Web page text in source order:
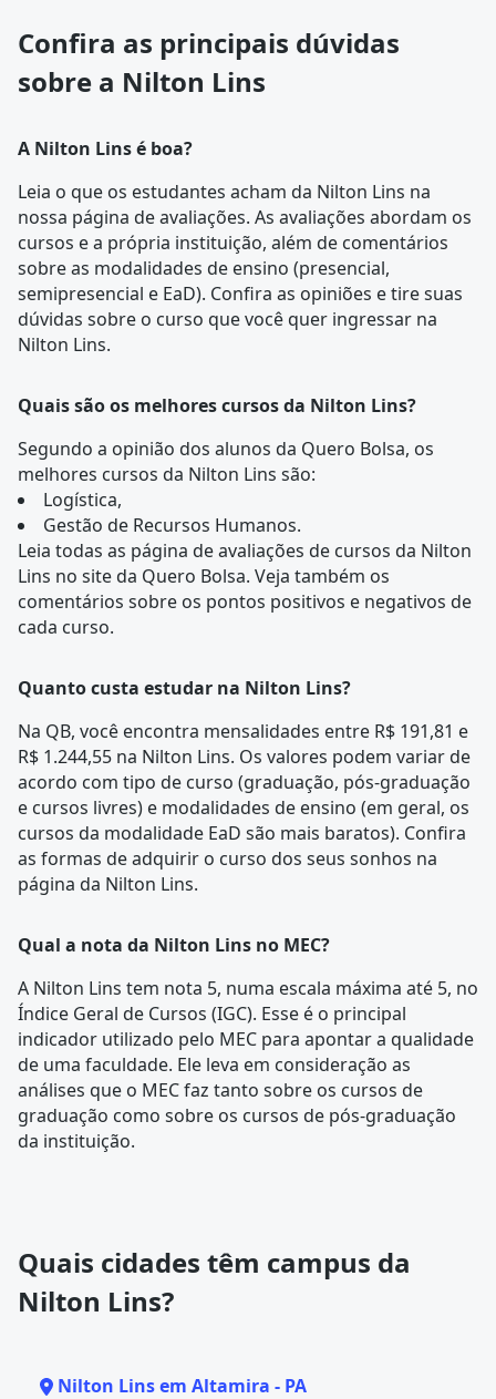
Confira as principais dúvidas
sobre a Nilton Lins
A Nilton Lins é boa?
Leia o que os estudantes acham da Nilton Lins na
nossa página de avaliações. As avaliações abordam os
cursos e a própria instituição, além de comentários
sobre as modalidades de ensino (presencial,
semipresencial e EaD). Confira as opiniões e tire suas
dúvidas sobre o curso que você quer ingressar na
Nilton Lins.
Quais são os melhores cursos da Nilton Lins?
Segundo a opinião dos alunos da Quero Bolsa, os
melhores cursos da Nilton Lins são:
Logística,
Gestão de Recursos Humanos.
Leia todas as página de avaliações de cursos da Nilton
Lins no site da Quero Bolsa. Veja também os
comentários sobre os pontos positivos e negativos de
cada curso.
Quanto custa estudar na Nilton Lins?
Na QB, você encontra mensalidades entre R$ 191,81 e
R$ 1.244,55 na Nilton Lins. Os valores podem variar de
acordo com tipo de curso (graduação, pós-graduação
e cursos livres) e modalidades de ensino (em geral, os
cursos da modalidade EaD são mais baratos). Confira
as formas de adquirir o curso dos seus sonhos na
página da Nilton Lins.
Qual a nota da Nilton Lins no MEC?
A Nilton Lins tem nota 5, numa escala máxima até 5, no
Índice Geral de Cursos (IGC). Esse é o principal
indicador utilizado pelo MEC para apontar a qualidade
de uma faculdade. Ele leva em consideração as
análises que o MEC faz tanto sobre os cursos de
graduação como sobre os cursos de pós-graduação
da instituição.
Quais cidades têm campus da
Nilton Lins?
Nilton Lins em Altamira - PA